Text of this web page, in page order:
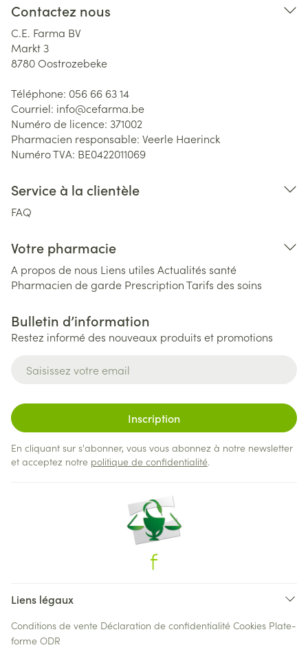
Contactez nous
C.E. Farma BV
Markt 3
8780Oostrozebeke
Téléphone: 056 66 63 14
Courriel: info@cefarma.be
Numéro de licence: 371002
Pharmacien responsable: Veerle Haerinck
Numéro TVA: BE0422011069
Service à la clientèle
FAQ
Votre pharmacie
A propos de nous Liens utiles Actualités santé
Pharmacien de garde PrescriptionTarifs des soins
Bulletin d’information
Restez informé des nouveaux produits et promotions
Inscription
En cliquant sur s'abonner, vous vous abonnez à notre newsletter
et acceptez notre politique de confidentialité.
Liens légaux
Conditions de vente Déclaration de confidentialité Cookies Plate-
forme ODR